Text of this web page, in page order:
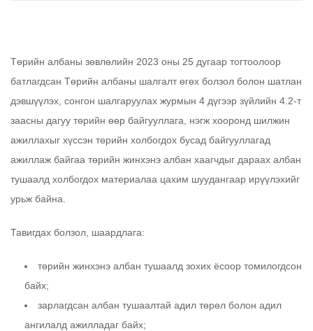
Төрийн албаны зөвлөлийн 2023 оны 25 дугаар тогтоолоор
батлагдсан Төрийн албаны шалгалт өгөх болзол болон шатлан
дэвшүүлэх, сонгон шалгаруулах журмын 4 дүгээр зүйлийн 4.2-т
заасны дагуу төрийн өөр байгууллага, нэгж хооронд шилжин
ажиллахыг хүссэн төрийн холбогдох бусад байгууллагад
ажиллаж байгаа төрийн жинхэнэ албан хаагчдыг дараах албан
тушаалд холбогдох материалаа цахим шуудангаар ирүүлэхийг
урьж байна.
Тавигдах болзол, шаардлага:
төрийн жинхэнэ албан тушаалд зохих ёсоор томилогдсон
байх;
зарлагдсан албан тушаалтай адил төрөл болон адил
ангилалд ажилладаг байх;